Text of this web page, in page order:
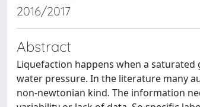
2016/2017
Abstract
Liquefaction happens when a
water pressure. In the literature many
non-newtonian kind. The information